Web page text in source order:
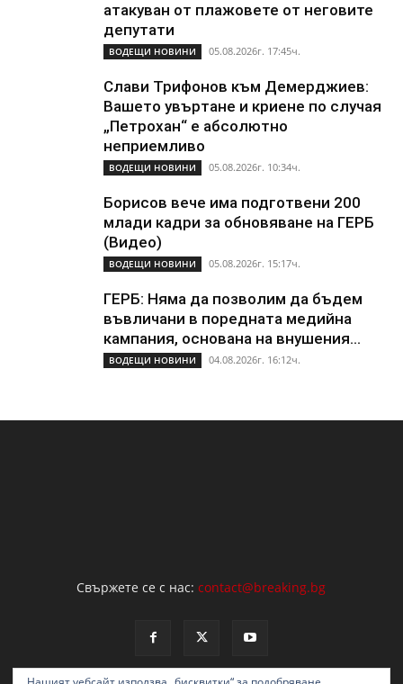
атакуван от плажoвете от неговите
депутати
ВОДЕЩИ НОВИНИ 05.08.2026г. 17:45ч.
Слави Трифонов към Демерджиев:
Вашето увъртане и криене по случая
„Петрохан“ е абсолютно
неприемливо
ВОДЕЩИ НОВИНИ 05.08.2026г. 10:34ч.
Борисов вече има подготвени 200
млади кадри за обновяване на ГЕРБ
(Видео)
ВОДЕЩИ НОВИНИ 05.08.2026г. 15:17ч.
ГЕРБ: Няма да позволим да бъдем
въвличани в поредната медийна
кампания, основана на внушения...
ВОДЕЩИ НОВИНИ 04.08.2026г. 16:12ч.
Свържете се с нас:contact@breaking.bg